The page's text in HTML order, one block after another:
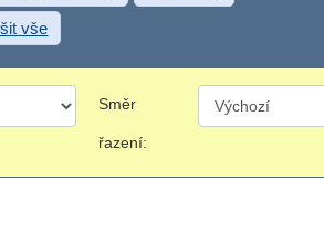
vše
Směr
řazení: